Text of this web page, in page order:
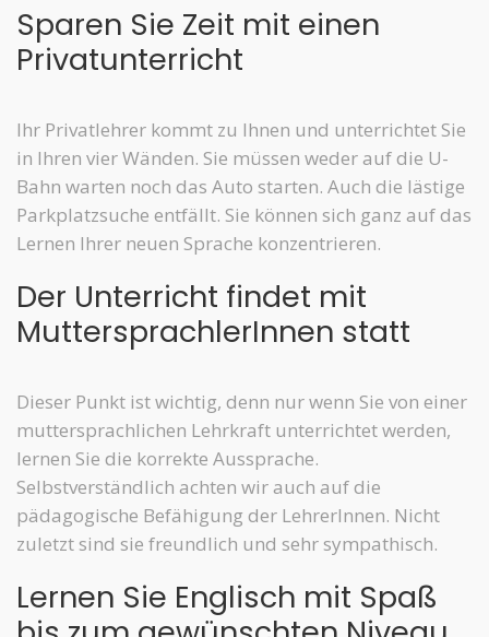
Sparen Sie Zeit mit einen
Privatunterricht
Ihr Privatlehrer kommt zu Ihnen und unterrichtet Sie
in Ihren vier Wänden. Sie müssen weder auf die U-
Bahn warten noch das Auto starten. Auch die lästige
Parkplatzsuche entfällt. Sie können sich ganz auf das
Lernen Ihrer neuen Sprache konzentrieren.
Der Unterricht findet mit
MuttersprachlerInnen statt
Dieser Punkt ist wichtig, denn nur wenn Sie von einer
muttersprachlichen Lehrkraft unterrichtet werden,
lernen Sie die korrekte Aussprache.
Selbstverständlich achten wir auch auf die
pädagogische Befähigung der LehrerInnen. Nicht
zuletzt sind sie freundlich und sehr sympathisch.
Lernen Sie Englisch mit Spaß